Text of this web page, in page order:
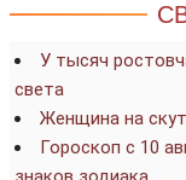
У тысяч
света
Женщина на
Гороскоп с 10